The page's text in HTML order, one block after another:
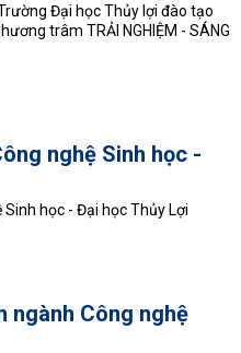
Đại học Thủy lợi đào tạo
trâm TRẢI NGHIỆM - SÁNG
nghệ Sinh học -
Sinh học - Đại học Thủy Lợi
ngành Công nghệ